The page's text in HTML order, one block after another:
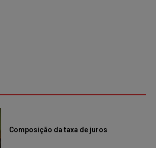
Composição da taxa de juros